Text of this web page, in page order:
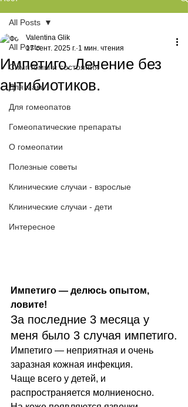
All Posts
Симптомы и состояния
Для мам
Для гомеопатов
Гомеопатические препараты
О гомеопатии
Полезные советы
Клинические случаи - взрослые
Клинические случаи - дети
Интересное
All Posts
Импетиго. Лечение без
антибиотиков.
Valentina Glik
17 сент. 2025 г. 1 мин. чтения
Импетиго — делюсь опытом,
ловите!
За последние 3 месяца у
меня было 3 случая импетиго.
Импетиго — неприятная и очень
заразная кожная инфекция.
Чаще всего у детей, и
распространяется молниеносно.